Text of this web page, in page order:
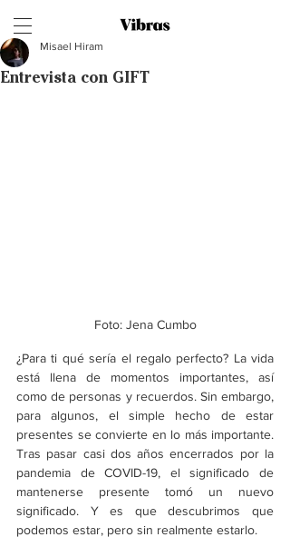
Entrevista con GIFT
Misael Hiram
Foto: Jena Cumbo
¿Para ti qué sería el regalo perfecto? La vida
está llena de momentos importantes, así
como de personas y recuerdos. Sin embargo,
para algunos, el simple hecho de estar
presentes se convierte en lo más importante.
Tras pasar casi dos años encerrados por la
pandemia de COVID-19, el significado de
mantenerse presente tomó un nuevo
significado. Y es que descubrimos que
podemos estar, pero sin realmente estarlo.